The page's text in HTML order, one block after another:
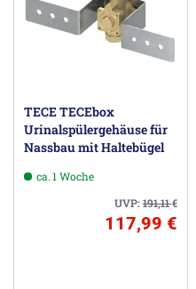
TECE TECEbox
Urinalspülergehäuse für
Nassbau mit Haltebügel
ca. 1 Woche
UVP:191,11€
117,99 €